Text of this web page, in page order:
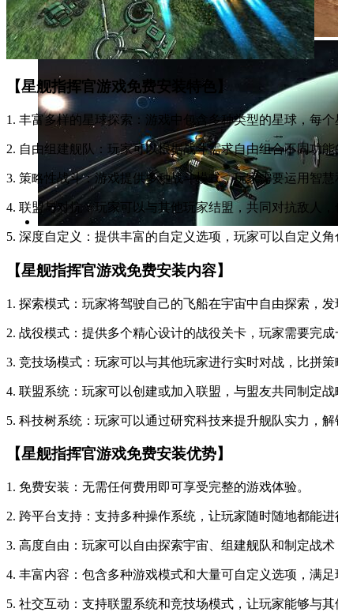
【星舰指挥官游戏免费安装特色】
1. 丰富多样的星球探索：游戏中包含多种类型的星球，每
2. 自由组建舰队：玩家可以根据战斗需求自由组合不同功
3. 策略性战斗：游戏提供多种战斗模式，玩家需要运用智
4. 联盟与对抗：玩家可以与其他玩家结盟，共同对抗敌人
5. 深度自定义：提供丰富的自定义选项，玩家可以自定义
【星舰指挥官游戏免费安装内容】
1. 探索模式：玩家将驾驶自己的飞船在宇宙中自由探索，发
2. 战役模式：提供多个精心设计的战役关卡，玩家需要完成
3. 竞技场模式：玩家可以与其他玩家进行实时对战，比拼策
4. 联盟系统：玩家可以创建或加入联盟，与盟友共同制定战
5. 科技树系统：玩家可以通过研究科技来提升舰队实力，解
【星舰指挥官游戏免费安装优势】
1. 免费安装：无需任何费用即可享受完整的游戏体验。
2. 跨平台支持：支持多种操作系统，让玩家随时随地都能进
3. 高度自由：玩家可以自由探索宇宙、组建舰队和制定战术
4. 丰富内容：包含多种游戏模式和大量可自定义选项，满足
5. 社交互动：支持联盟系统和竞技场模式，让玩家能够与其